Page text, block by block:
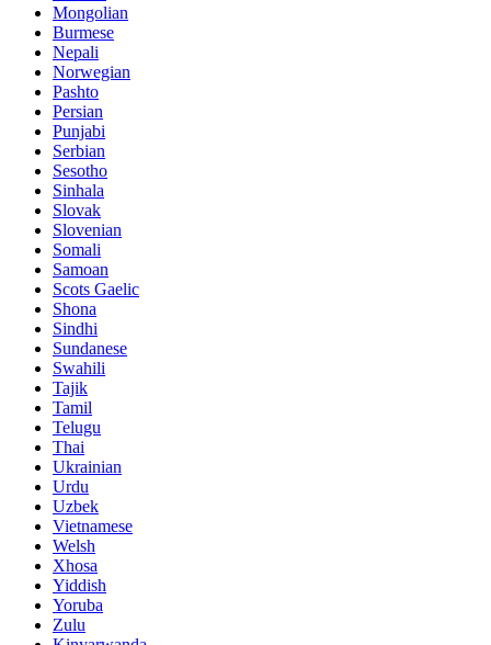
Mongolian
Burmese
Nepali
Norwegian
Pashto
Persian
Punjabi
Serbian
Sesotho
Sinhala
Slovak
Slovenian
Somali
Samoan
Scots Gaelic
Shona
Sindhi
Sundanese
Swahili
Tajik
Tamil
Telugu
Thai
Ukrainian
Urdu
Uzbek
Vietnamese
Welsh
Xhosa
Yiddish
Yoruba
Zulu